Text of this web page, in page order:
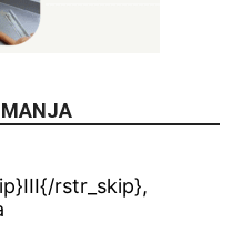
rstr_skip},